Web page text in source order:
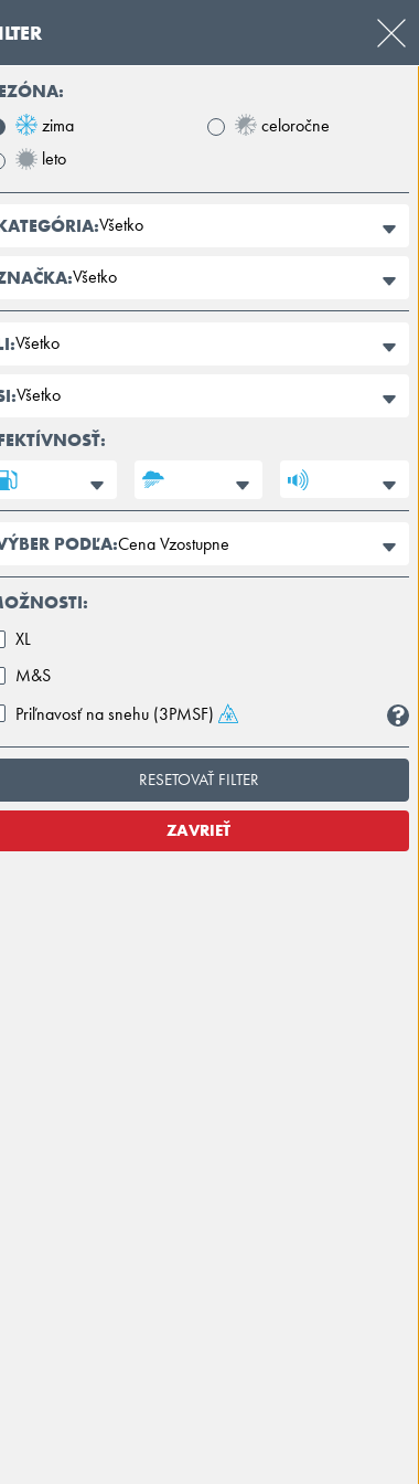
+421 32 39 89 100
zima
leto
celoročne
Všetko
Všetko
Všetko
Všetko
PODĽA:Cena Vzostupne
XL
M&S
Priľnavosť na snehu (3PMSF)
RESETOVAŤ FILTER
ZAVRIEŤ